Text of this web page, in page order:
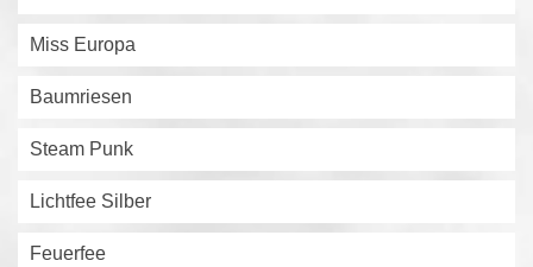
Miss Europa
Baumriesen
Steam Punk
Lichtfee Silber
Feuerfee